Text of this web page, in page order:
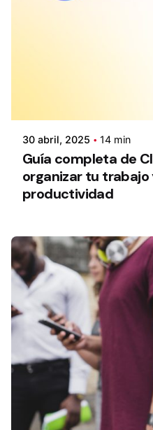
30 abril, 2025 14 min
Guía completa de
organizar tu trabajo
productividad